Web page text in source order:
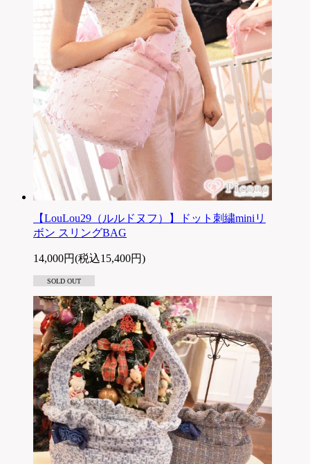
【LouLou29（ルルドヌフ）】ドット刺繍miniリ
ボン スリングBAG
14,000円(税込15,400円)
SOLD OUT